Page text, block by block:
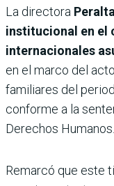
La directora
institucional en el
internacionales
en el marco del
familiares del
conforme a la
Derechos Humanos.
Remarcó que este